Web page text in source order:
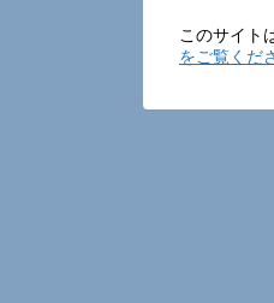
このサイト
をご覧くだ